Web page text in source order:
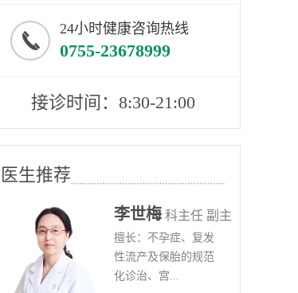
24小时健康咨询热线
0755-23678999
接诊时间：8:30-21:00
医生推荐
李世梅 科主任 副主
任医师
擅长：不孕症、复发
性流产及保胎的规范
化诊治、宫...